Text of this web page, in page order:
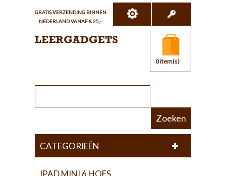
GRATIS VERZENDING BINNEN
NEDERLAND VANAF € 25,--
0 item(s)
Zoeken
CATEGORIEËN
IPAD MINI 6 HOES